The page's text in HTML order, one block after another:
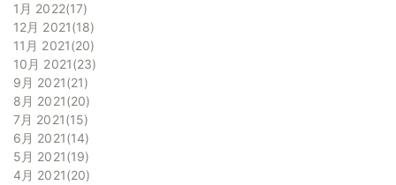
1月 2022 17
12月 2021 18
11月 2021 20
10月 2021 23
9月 2021 21
8月 2021 20
7月 2021 15
6月 2021 14
5月 2021 19
4月 2021 20